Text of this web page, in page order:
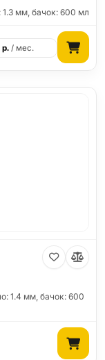
1.3 мм, бачок: 600 мл
р. / мес.
1.4 мм, бачок: 600